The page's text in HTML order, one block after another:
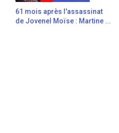
61 mois après l'assassinat
de Jovenel Moïse : Martine ...